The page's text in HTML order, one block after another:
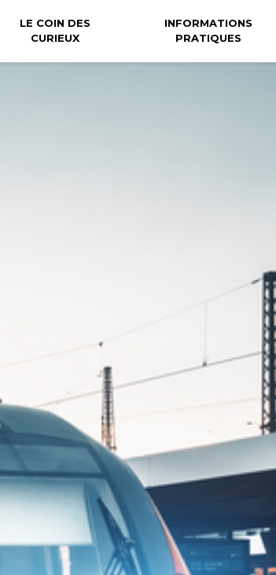
LE COIN DES
CURIEUX
INFORMATIONS
PRATIQUES